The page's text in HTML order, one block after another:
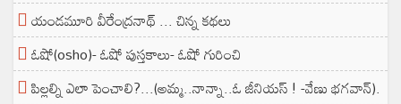
యండమూరి వీరేంద్రనాథ్ ... చిన్న కథలు
ఓషో(osho)- ఓషో పుస్తకాలు- ఓషో గురించి
పిల్లల్ని ఎలా పెంచాలి?...(అమ్మ..నాన్నా..ఓ జీనియస్ ! -వేణు భగవాన్).